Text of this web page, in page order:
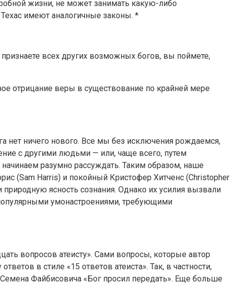
жизни, не может занимать какую-либо
имеют аналогичные законы. *
всех других возможных богов, вы поймете,
отрицание веры в существование по крайней мере
нет ничего нового. Все мы без исключения рождаемся,
с другими людьми — или, чаще всего, путем
разумно рассуждать. Таким образом, наше
(Sam Harris) и покойный Кристофер Хитченс (Christopher
природную ясность сознания. Однако их усилия вызвали
умонастроениями, требующими
вопросов атеисту». Сами вопросы, которые автор
в стиле «15 ответов атеиста». Так, в частности,
Файбисовича «Бог просил передать». Еще больше